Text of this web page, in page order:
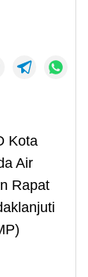
Kota
Air
Rapat